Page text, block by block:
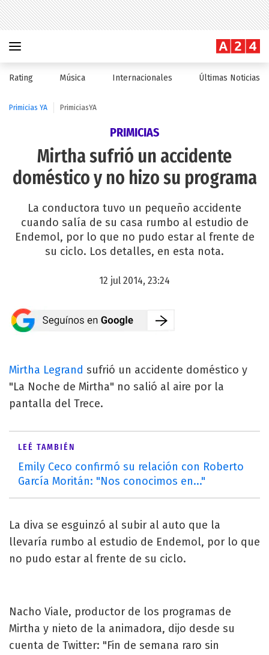
Rating Música Internacionales Últimas Noticias
Primicias YA PrimiciasYA
PRIMICIAS
Mirtha sufrió un accidente
doméstico y no hizo su programa
La conductora tuvo un pequeño accidente
cuando salía de su casa rumbo al estudio de
Endemol, por lo que no pudo estar al frente de
su ciclo. Los detalles, en esta nota.
12 jul 2014, 23:24
Mirtha Legrand sufrió un accidente doméstico y
"La Noche de Mirtha" no salió al aire por la
pantalla del Trece.
LEÉ TAMBIÉN
Emily Ceco confirmó su relación con Roberto
García Moritán: "Nos conocimos en..."
La diva se esguinzó al subir al auto que la
llevaría rumbo al estudio de Endemol, por lo que
no pudo estar al frente de su ciclo.
Nacho Viale, productor de los programas de
Mirtha y nieto de la animadora, dijo desde su
cuenta de Twitter: "Fin de semana raro sin